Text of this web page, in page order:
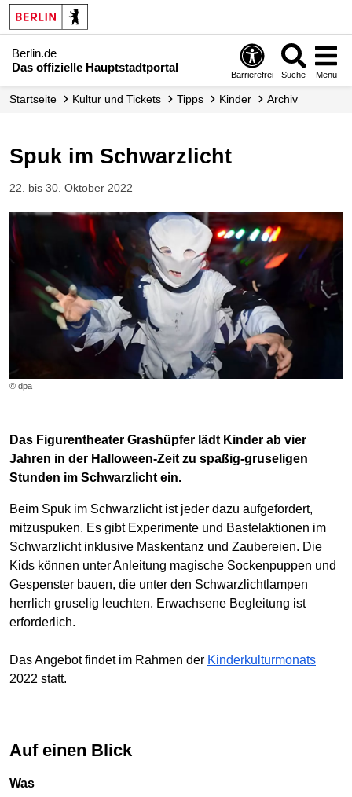
Berlin.de
Das offizielle Hauptstadtportal
Barrierefrei Suche Menü
Startseite Kultur und Tickets Tipps Kinder Archiv
Spuk im Schwarzlicht
22. bis 30. Oktober 2022
© dpa
Das Figurentheater Grashüpfer lädt Kinder ab vier
Jahren in der Halloween-Zeit zu spaßig-gruseligen
Stunden im Schwarzlicht ein.
Beim Spuk im Schwarzlicht ist jeder dazu aufgefordert,
mitzuspuken. Es gibt Experimente und Bastelaktionen im
Schwarzlicht inklusive Maskentanz und Zaubereien. Die
Kids können unter Anleitung magische Sockenpuppen und
Gespenster bauen, die unter den Schwarzlichtlampen
herrlich gruselig leuchten. Erwachsene Begleitung ist
erforderlich.
Das Angebot findet im Rahmen der Kinderkulturmonats
2022 statt.
Auf einen Blick
Was